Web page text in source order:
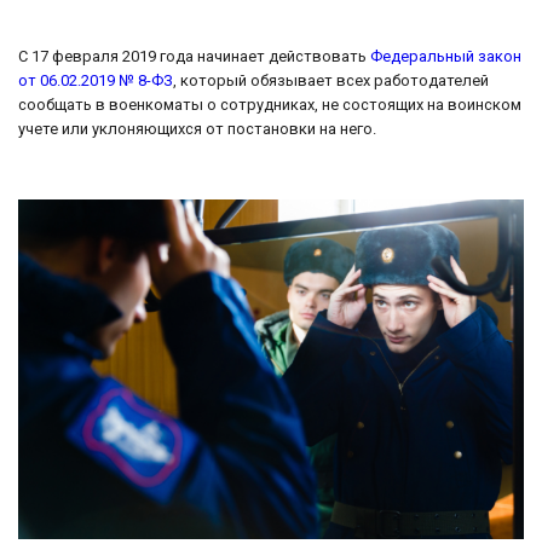
С 17 февраля 2019 года начинает действовать Федеральный закон
от 06.02.2019 № 8-ФЗ, который обязывает всех работодателей
сообщать в военкоматы о сотрудниках, не состоящих на воинском
учете или уклоняющихся от постановки на него.